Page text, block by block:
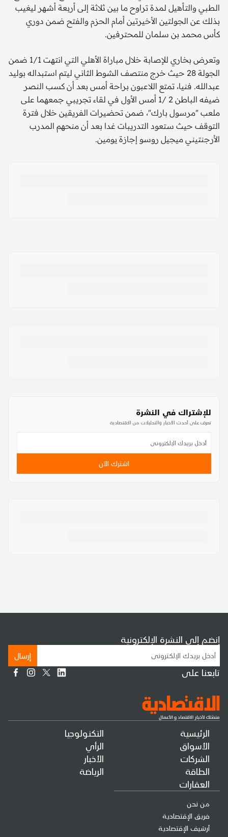
الطبي والتأهيل لمدة تراوح ما بين ثلاثة إلى أربعة أشهر ليغيب
بذلك عن الجولتين الأخيرتين أمام الحزم والفتح ضمن دوري
كأس محمد بن سلمان للمحترفين.
وتعرض بخاري للإصابة خلال مباراة الأهلي التي انتهت 1/1 ضمن
الجولة 28 حيث خرج منتصف الشوط الثاني ليتم استبداله بوليد
عبدالله. فنيا، تمتع اللاعبون براحة أمس بعد أن كسب النصر
ضيفه الباطن 2 /1 أمس الأول في لقاء تجريبي جمعهما على
ملعب "مرسول بارك"، ضمن تحضيرات الفريقين خلال فترة
التوقف حيث ستعود التدريبات غدا بعد أن منحهم المدرب
الأرجنتيني ميجيل روسو إجازة يومين.
للإشتراك في النشرة
تعرف على أحدث الأخبار والتحليلات من الاقتصادية
اشترك الآن
الرئيسية
الأسواق
الشركات
الطاقة
العقارات
التكنولوجيا
الرأي
الأخبار
الرياضة
من نحن
فريق الإقتصادية
أرشيف الإقتصادية
إنضم إلى النشرة الإلكترونية
إرسال
تابعنا على